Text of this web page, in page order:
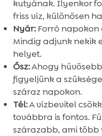
kutyának. Ilyenkor
friss víz, különösen
Nyár:Forró napokon
Mindig adjunk nekik
helyet.
Ősz:Ahogy
figyeljünk a
száraz napokon.
Tél:A vízbevitel
továbbra is fontos.
szárazabb, ami több